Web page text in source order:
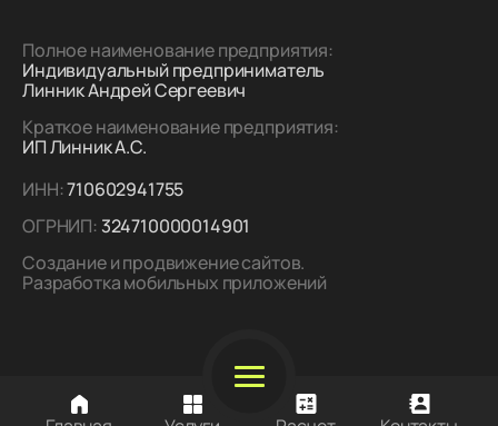
Полное наименование предприятия:
Индивидуальный предприниматель
Линник Андрей Сергеевич
Краткое наименование предприятия:
ИП Линник А.С.
ИНН:710602941755
ОГРНИП: 324710000014901
Создание и продвижение сайтов.
Разработка мобильных приложений